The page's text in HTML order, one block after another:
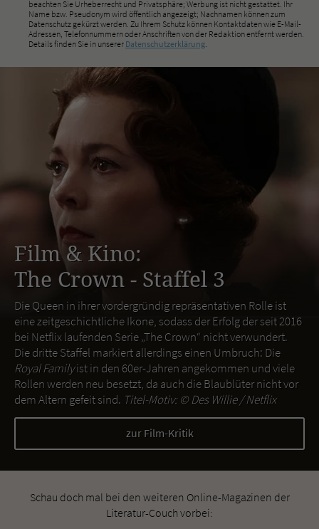
beachten Sie Urheberrecht und Privatsphäre; Werbung ist nicht gestattet. Ihr
Name bzw. Pseudonym wird öffentlich angezeigt; Nachnamen können zum
Datenschutz gekürzt werden. Zu Ihrem Schutz können Kontaktdaten wie E-Mail-
Adressen, Telefonnummern oder Anschriften von der Redaktion entfernt werden.
Details finden Sie in unserer Datenschutzerklärung.
Film & Kino:
The Crown - Staffel 3
Die Queen in ihrer vordergründig repräsentativen Rolle ist
eine zeitgeschichtliche Ikone, sodass der Erfolg der seit 2016
bei Netflix laufenden Serie „The Crown“ nicht verwundert.
Die dritte Staffel markiert allerdings einen Umbruch: Die
Royal Familyist in den 60er-Jahren angekommen und viele
Rollen werden neu besetzt, da auch die Blaublüter nicht vor
dem Altern gefeit sind. Titel-Motiv: ©Des Willie / Netflix
zur Film-Kritik
Schau doch mal bei den weiteren Online-Magazinen der
Literatur-Couch vorbei: